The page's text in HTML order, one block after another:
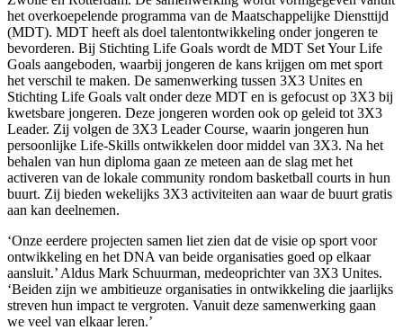
het overkoepelende programma van de Maatschappelijke Diensttijd
(MDT). MDT heeft als doel talentontwikkeling onder jongeren te
bevorderen. Bij Stichting Life Goals wordt de MDT Set Your Life
Goals aangeboden, waarbij jongeren de kans krijgen om met sport
het verschil te maken. De samenwerking tussen 3X3 Unites en
Stichting Life Goals valt onder deze MDT en is gefocust op 3X3 bij
kwetsbare jongeren. Deze jongeren worden ook op geleid tot 3X3
Leader. Zij volgen de 3X3 Leader Course, waarin jongeren hun
persoonlijke Life-Skills ontwikkelen door middel van 3X3. Na het
behalen van hun diploma gaan ze meteen aan de slag met het
activeren van de lokale community rondom basketball courts in hun
buurt. Zij bieden wekelijks 3X3 activiteiten aan waar de buurt gratis
aan kan deelnemen.
‘Onze eerdere projecten samen liet zien dat de visie op sport voor
ontwikkeling en het DNA van beide organisaties goed op elkaar
aansluit.’ Aldus Mark Schuurman, medeoprichter van 3X3 Unites.
‘Beiden zijn we ambitieuze organisaties in ontwikkeling die jaarlijks
streven hun impact te vergroten. Vanuit deze samenwerking gaan
we veel van elkaar leren.’